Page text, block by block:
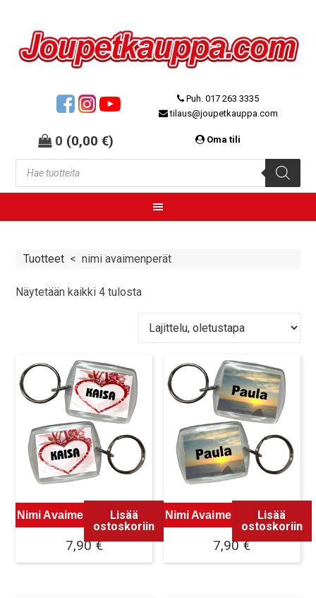
0 (0,00€)
Puh. 017 263 3335
tilaus@joupetkauppa.com
Oma tili
Tuotteet <nimi avaimenperät
Näytetään kaikki 4 tulosta
Nimi Avaimenperä Malli 1
7,90€
Lisää
ostoskoriin
Nimi Avaimenperä Malli 2
7,90€
Lisää
ostoskoriin